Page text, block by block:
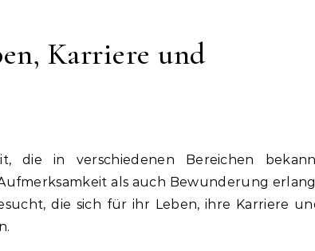
Karriere und
die in verschiedenen Bereichen
als auch Bewunderung
die sich für ihr Leben, ihre Karriere